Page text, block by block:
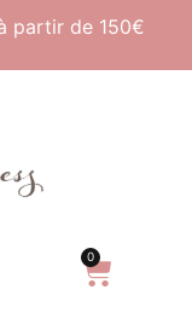
partir de 150€
0